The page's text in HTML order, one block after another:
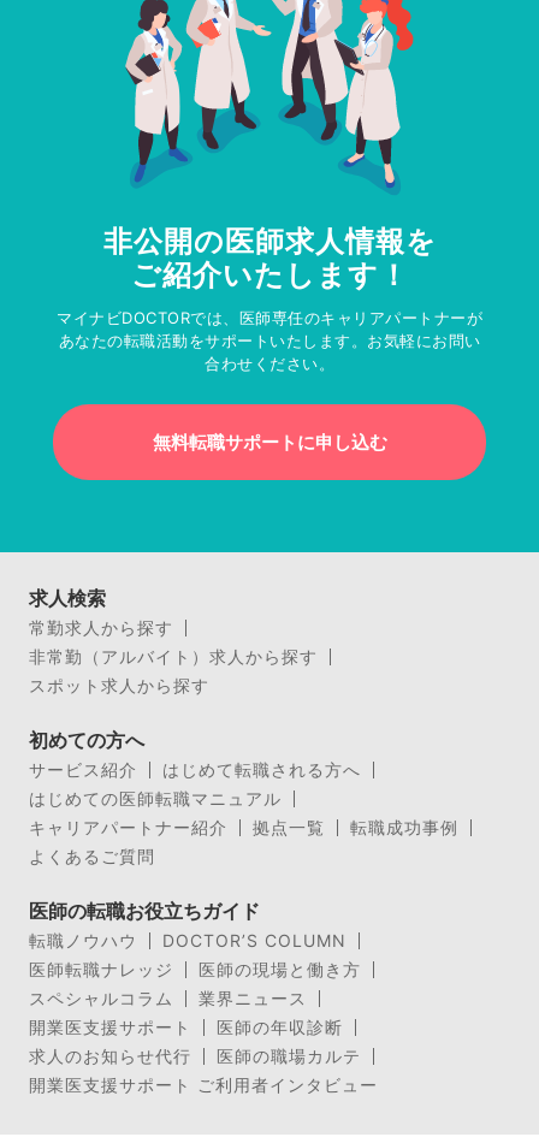
非公開の医師求人情報を
ご紹介いたします！
マイナビDOCTORでは、医師専任のキャリアパートナーが
あなたの転職活動をサポートいたします。お気軽にお問い
合わせください。
無料転職サポートに申し込む
求人検索
常勤求人から探す
非常勤（アルバイト）求人から探す
スポット求人から探す
初めての方へ
サービス紹介
はじめて転職される方へ
はじめての医師転職マニュアル
キャリアパートナー紹介
拠点一覧
転職成功事例
よくあるご質問
医師の転職お役立ちガイド
転職ノウハウ
DOCTOR’S COLUMN
医師転職ナレッジ
医師の現場と働き方
スペシャルコラム
業界ニュース
開業医支援サポート
医師の年収診断
求人のお知らせ代行
医師の職場カルテ
開業医支援サポート ご利用者インタビュー